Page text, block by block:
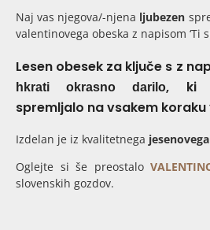
Naj vas njegova/-njena ljubezen
valentinovega obeska z napisom ‘Ti
Lesen obesek za ključe s z
hkrati okrasno darilo, ki
spremljalo na vsakem
Izdelan je iz kvalitetnega
Oglejte si še preostalo
slovenskih gozdov.